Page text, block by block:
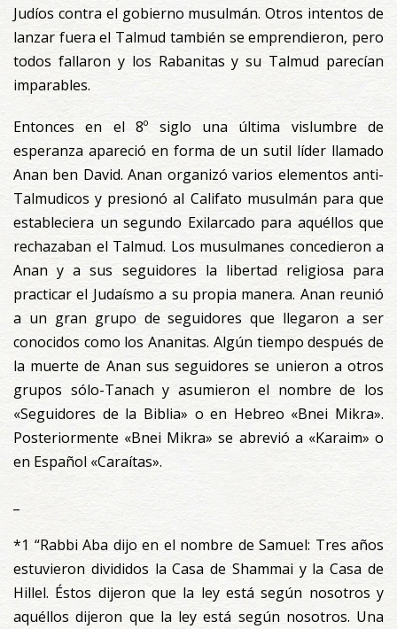
Judíos contra el gobierno musulmán. Otros intentos de
lanzar fuera el Talmud también se emprendieron, pero
todos fallaron y los Rabanitas y su Talmud parecían
imparables.
Entonces en el 8º siglo una última vislumbre de
esperanza apareció en forma de un sutil líder llamado
Anan ben David. Anan organizó varios elementos anti-
Talmudicos y presionó al Califato musulmán para que
estableciera un segundo Exilarcado para aquéllos que
rechazaban el Talmud. Los musulmanes concedieron a
Anan y a sus seguidores la libertad religiosa para
practicar el Judaísmo a su propia manera. Anan reunió
a un gran grupo de seguidores que llegaron a ser
conocidos como los Ananitas. Algún tiempo después de
la muerte de Anan sus seguidores se unieron a otros
grupos sólo-Tanach y asumieron el nombre de los
«Seguidores de la Biblia» o en Hebreo «Bnei Mikra».
Posteriormente «Bnei Mikra» se abrevió a «Karaim» o
en Español «Caraítas».
*1 “Rabbi Aba dijo en el nombre de Samuel: Tres años
estuvieron divididos la Casa de Shammai y la Casa de
Hillel. Éstos dijeron que la ley está según nosotros y
aquéllos dijeron que la ley está según nosotros. Una